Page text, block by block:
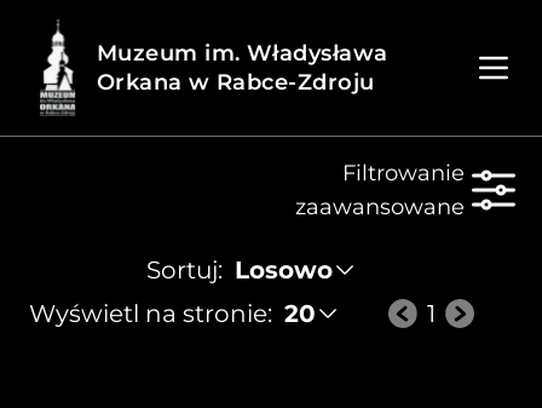
Muzeum im. Władysława
Orkana w Rabce-Zdroju
Filtrowanie
zaawansowane
Sortuj: Losowo
Wyświetl na stronie: 20 1